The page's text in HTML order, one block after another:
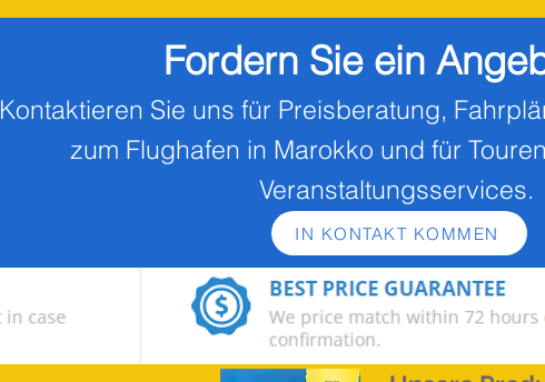
Fordern Sie ein
Kontaktieren Sie uns für Preisberatung,
zum Flughafen in Marokko und für
Veranstaltungsservices.
IN KONTAKT KOMMEN